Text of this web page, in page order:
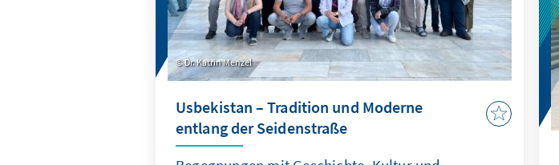
Dr. Katrin Menzel
Usbekistan – Tradition und Moderne
entlang der Seidenstraße